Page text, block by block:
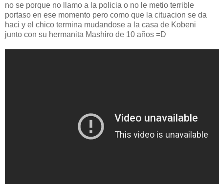
no se porque no llamo a la policia o no le metio terrible
portaso en ese momento pero como que la cituacion se da
haci y el chico termina mudandose a la casa de Kobeni
junto con su hermanita Mashiro de 10 años =D